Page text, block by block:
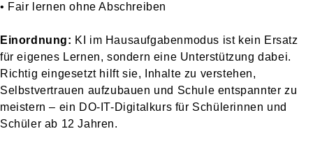
• Fair lernen ohne Abschreiben
Einordnung: KI im Hausaufgabenmodus ist kein Ersatz
für eigenes Lernen, sondern eine Unterstützung dabei.
Richtig eingesetzt hilft sie, Inhalte zu verstehen,
Selbstvertrauen aufzubauen und Schule entspannter zu
meistern – ein DO-IT-Digitalkurs für Schülerinnen und
Schüler ab 12 Jahren.